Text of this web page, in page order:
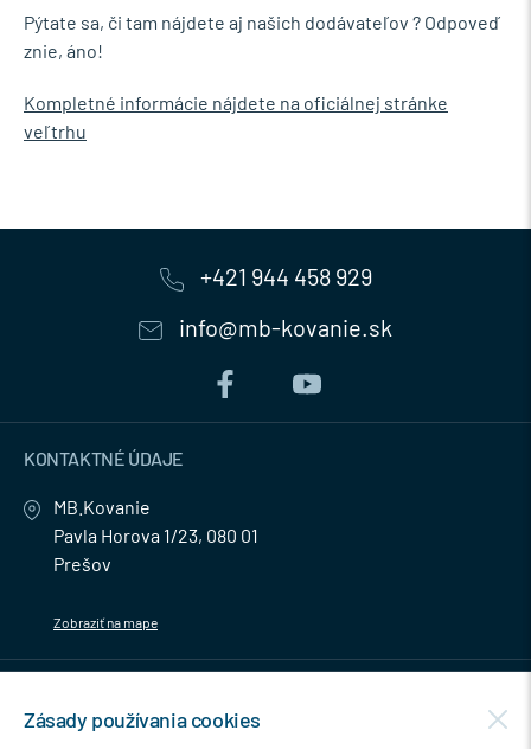
Pýtate sa, či tam nájdete aj našich dodávateľov ? Odpoveď
znie, áno!
Kompletné informácie nájdete na oficiálnej stránke
veľtrhu
+421 944 458 929
info@mb-kovanie.sk
KONTAKTNÉ ÚDAJE
MB.Kovanie
Pavla Horova 1/23, 080 01
Prešov
Zobraziť na mape
Zásady používania cookies